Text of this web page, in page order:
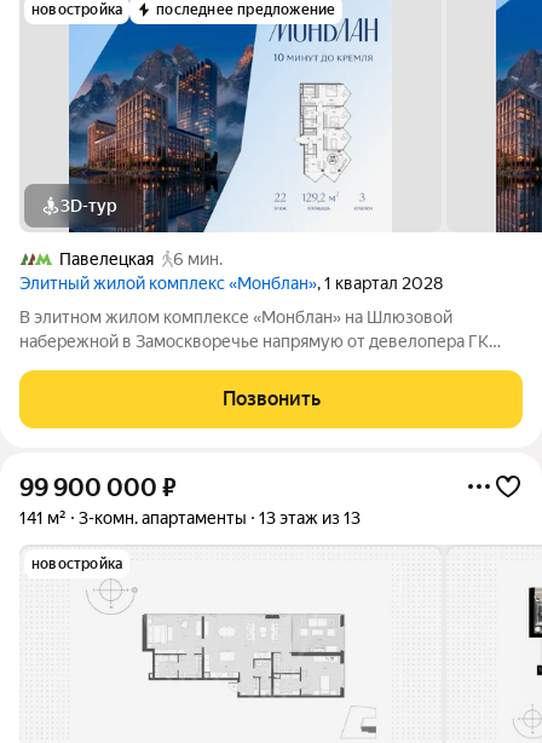
новостройка последнее предложение
3D-тур
Павелецкая
6 мин.
Элитный жилой комплекс «Монблан», 1 квартал 2028
В элитном жилом комплексе «Монблан» на Шлюзовой
набережной в Замоскворечье напрямую от девелопера ГК
квартира на 22 этаже общей площадью 129.20 м. Квартира
предлагается без отделки. «Монблан»
Позвонить
99 900 000 ₽
141 м² 3-комн. апартаменты 13 этаж из 13
новостройка